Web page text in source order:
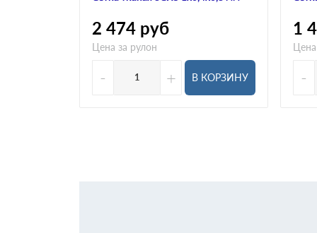
2 474 руб
Цена за рулон
- + В КОРЗИНУ
1
-